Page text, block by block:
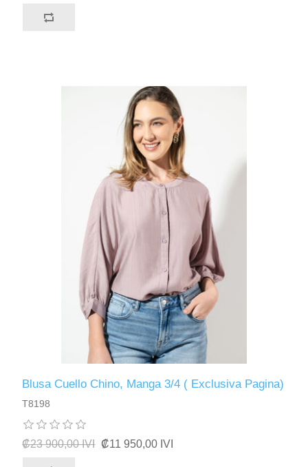
Blusa Cuello Chino, Manga 3/4 ( Exclusiva Pagina)
T8198
₡23 900,00 IVI ₡11 950,00 IVI